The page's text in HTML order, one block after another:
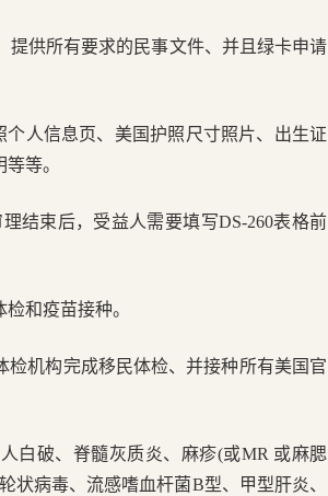
提供所有要求的民事文件、并且绿卡申请
个人信息页、美国护照尺寸照片、出生证
等。
结束后，受益人需要填写DS-260表格前
和疫苗接种。
机构完成移民体检、并接种所有美国官
白破、脊髓灰质炎、麻疹(或MR 或麻腮
状病毒、流感嗜血杆菌B型、甲型肝炎、